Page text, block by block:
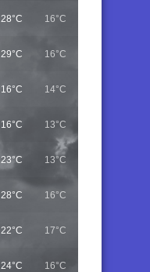
28°C 16°C
29°C 16°C
16°C 14°C
16°C 13°C
23°C 13°C
28°C 16°C
22°C 17°C
24°C 16°C